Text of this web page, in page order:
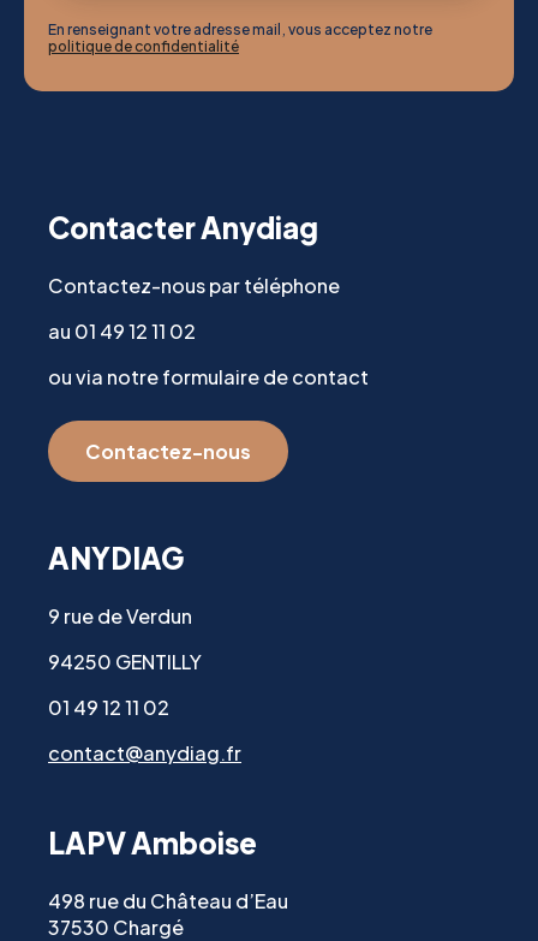
En renseignant votre adresse mail, vous acceptez notre
politique de confidentialité
Contacter Anydiag
Contactez-nous par téléphone
au 01 49 12 11 02
ou via notre formulaire de contact
Contactez-nous
ANYDIAG
9 rue de Verdun
94250 GENTILLY
01 49 12 11 02
contact@anydiag.fr
LAPV Amboise
498 rue du Château d’Eau
37530 Chargé